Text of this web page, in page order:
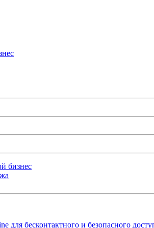
бизнес
для бесконтактного и безопасного